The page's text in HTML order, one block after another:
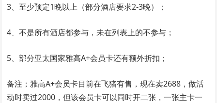
3、至少预定1晚以上（部分酒店要求2-3晚）；
4、不是所有酒店都参与，未在列表上的不参与；
5、部分亚太国家雅高A+会员卡还有额外折扣；
备注；雅高A+会员卡目前在飞猪有售，现在卖2688，做活
动时卖过2000，但该会员卡可以同时开二张，一张主卡一